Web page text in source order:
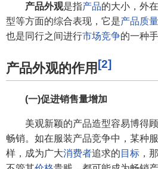
产品外观是指产品的大小，外
型等方面的综合表现，它是产品质量
也是同行之间进行市场竞争的一
产品外观的作用 [2]
(一)促进销售量增加
美观新颖的产品造型容易博得顾
畅销。如在服装产品竞争中，某种
样，成为广大消费者追求的 目标 ，